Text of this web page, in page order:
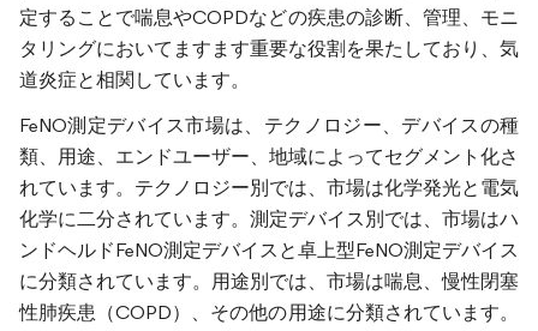
定することで喘息やCOPDなどの疾患の診断、管理、モニ
タリングにおいてますます重要な役割を果たしており、気
道炎症と相関しています。
FeNO測定デバイス市場は、テクノロジー、デバイスの種
類、用途、エンドユーザー、地域によってセグメント化さ
れています。テクノロジー別では、市場は化学発光と電気
化学に二分されています。測定デバイス別では、市場はハ
ンドヘルドFeNO測定デバイスと卓上型FeNO測定デバイス
に分類されています。用途別では、市場は喘息、慢性閉塞
性肺疾患（COPD）、その他の用途に分類されています。